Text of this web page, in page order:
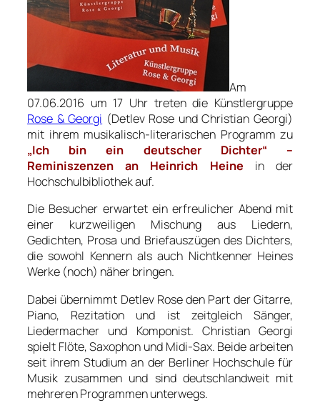
Am
07.06.2016 um 17 Uhr treten die Künstlergruppe
Rose & Georgi (Detlev Rose und Christian Georgi)
mit ihrem musikalisch-literarischen Programm zu
„Ich bin ein deutscher Dichter“ –
Reminiszenzen an Heinrich Heine in der
Hochschulbibliothek auf.
Die Besucher erwartet ein erfreulicher Abend mit
einer kurzweiligen Mischung aus Liedern,
Gedichten, Prosa und Briefauszügen des Dichters,
die sowohl Kennern als auch Nichtkenner Heines
Werke (noch) näher bringen.
Dabei übernimmt Detlev Rose den Part der Gitarre,
Piano, Rezitation und ist zeitgleich Sänger,
Liedermacher und Komponist. Christian Georgi
spielt Flöte, Saxophon und Midi-Sax. Beide arbeiten
seit ihrem Studium an der Berliner Hochschule für
Musik zusammen und sind deutschlandweit mit
mehreren Programmen unterwegs.